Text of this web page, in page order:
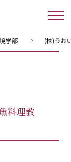
学部 (株)うお
料理教